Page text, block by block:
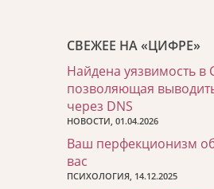
СВЕЖЕЕ НА «ЦИФРЕ»
Найдена уязвимость в
позволяющая
через DNS
НОВОСТИ, 01.04.2026
Ваш перфекционизм
вас
ПСИХОЛОГИЯ, 14.12.2025